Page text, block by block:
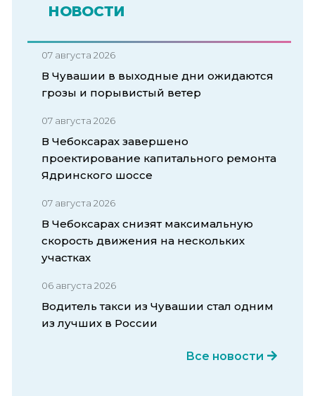
НОВОСТИ
07 августа 2026
В Чувашии в выходные дни ожидаются
грозы и порывистый ветер
07 августа 2026
В Чебоксарах завершено
проектирование капитального ремонта
Ядринского шоссе
07 августа 2026
В Чебоксарах снизят максимальную
скорость движения на нескольких
участках
06 августа 2026
Водитель такси из Чувашии стал одним
из лучших в России
Все новости